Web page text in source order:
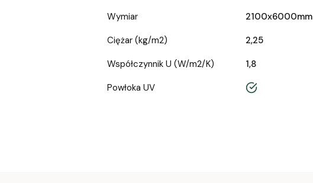
Wymiar
2100x6000mm
Ciężar (kg/m2)
2,25
Współczynnik U (W/m2/K)
1,8
Powłoka UV
tak